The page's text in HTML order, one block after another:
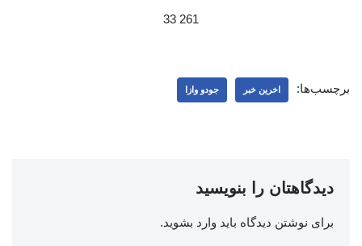
261 33
برچسب‌ها: اخرین خبر جودو وازا
دیدگاهتان را بنویسید
برای نوشتن دیدگاه باید وارد بشوید.